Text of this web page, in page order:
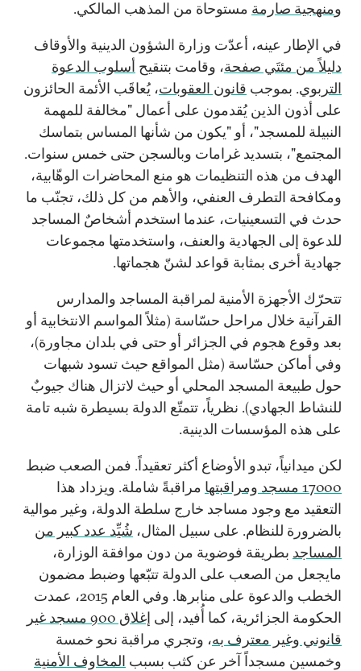
ومنهجية صارمة مستوحاة من المذهب المالكي.
في الإطار عينه، أعدّت وزارة الشؤون الدينية والأوقاف
دليلاً من مئتَي صفحة، وقامت بتنقيح أسلوب الدعوة
التربوي. بموجب قانون العقوبات، يُعاقَب الأئمة الحائزون
على أذون الذين يُقدمون على أعمال "مخالفة للمهمة
النبيلة للمسجد"، أو "يكون من شأنها المساس بتماسك
المجتمع"، بتسديد غرامات وبالسجن حتى خمس سنوات.
الهدف من هذه التنظيمات هو منع المحاضرات الوهّابية،
ومكافحة التطرف العنفي، والأهم من كل ذلك، تجنّب ما
حدث في التسعينيات، عندما استخدم أشخاصٌ المساجد
للدعوة إلى الجهادية والعنف، واستخدمتها مجموعات
جهادية أخرى بمثابة قواعد لشنّ هجماتها.
تتحرّك الأجهزة الأمنية لمراقبة المساجد والمدارس
القرآنية خلال مراحل حسّاسة (مثلاً المواسم الانتخابية أو
بعد وقوع هجوم في الجزائر أو حتى في بلدان مجاورة)،
وفي أماكن حسّاسة (مثل المواقع حيث تسود شبهات
حول طبيعة المسجد المحلي أو حيث لاتزال هناك جيوبٌ
للنشاط الجهادي). نظرياً، تتمتّع الدولة بسيطرة شبه تامة
على هذه المؤسسات الدينية.
لكن ميدانياً، تبدو الأوضاع أكثر تعقيداً. فمن الصعب ضبط
17000 مسجد ومراقبتها
مراقبةً شاملة. ويزداد هذا
التعقيد مع وجود مساجد خارج سلطة الدولة، وغير موالية
بالضرورة للنظام. على سبيل المثال، شُيِّد عدد كبير من
المساجد بطريقة فوضوية من دون موافقة الوزارة،
مايجعل من الصعب على الدولة تتبّعها وضبط مضمون
الخطب والدعوة على منابرها. وفي العام 2015، عمدت
الحكومة الجزائرية، كما أُفيد، إلى
إغلاق 900 مسجد غير
قانوني وغير معترف به، وتجري مراقبة نحو خمسة
وخمسين مسجداً آخر عن كثب بسبب المخاوف الأمنية